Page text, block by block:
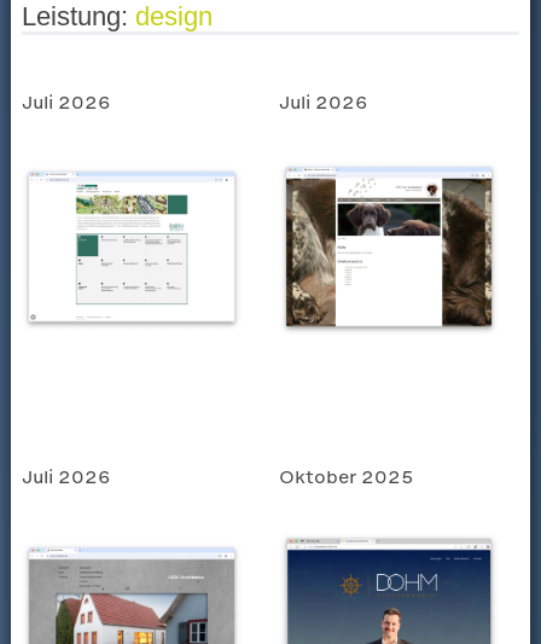
Leistung: design
Juli 2026 Juli 2026
Juli 2026 Oktober 2025